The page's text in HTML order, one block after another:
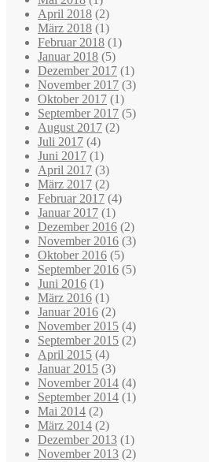
April 2018 (2)
März 2018 (1)
Februar 2018 (1)
Januar 2018 (5)
Dezember 2017 (1)
November 2017 (3)
Oktober 2017 (1)
September 2017 (5)
August 2017 (2)
Juli 2017 (4)
Juni 2017 (1)
April 2017 (3)
März 2017 (2)
Februar 2017 (4)
Januar 2017 (1)
Dezember 2016 (2)
November 2016 (3)
Oktober 2016 (5)
September 2016 (5)
Juni 2016 (1)
März 2016 (1)
Januar 2016 (2)
November 2015 (4)
September 2015 (2)
April 2015 (4)
Januar 2015 (3)
November 2014 (4)
September 2014 (1)
Mai 2014 (2)
März 2014 (2)
Dezember 2013 (1)
November 2013 (2)